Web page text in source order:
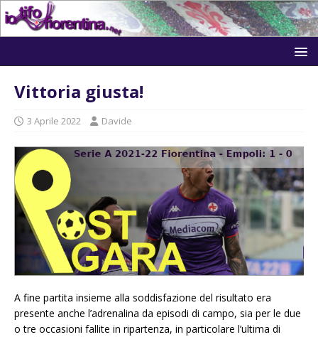
Vittoria giusta!
3 Aprile 2022 Davide
A fine partita insieme alla soddisfazione del risultato era
presente anche l’adrenalina da episodi di campo, sia per le due
o tre occasioni fallite in ripartenza, in particolare l’ultima di